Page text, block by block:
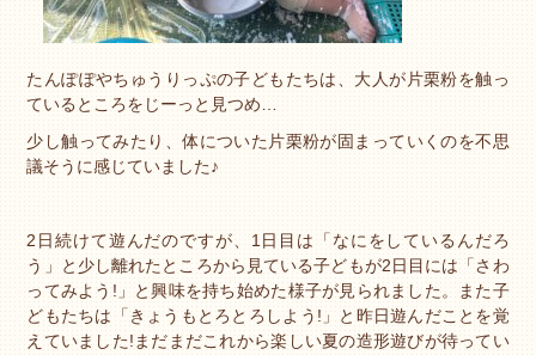
たんぽぽやちゅうりっぷの子どもたちは、大人が片栗粉を触っ
ているところをじーっと見つめ…
少し触ってみたり、体についた片栗粉が固まっていくのを不思
議そうに感じていました♪
2日続けて遊んだのですが、1日目は「なにをしているんだろ
う」と少し離れたところから見ている子どもが2日目には「さわ
ってみよう!」と興味を持ち始めた様子が見られました。また子
どもたちは「きょうもとろとろしよう!」と昨日遊んだことを覚
えていました!まだまだこれから楽しい夏の造形遊びが待ってい